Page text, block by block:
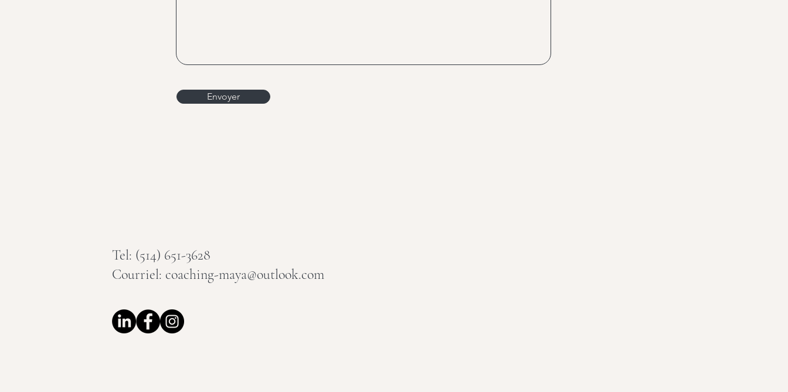
Envoyer
Tel: (514) 651-3628
Courriel: coaching-maya@outlook.com